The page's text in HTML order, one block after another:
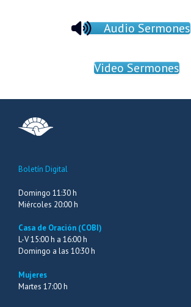
Audio Sermones
Video Sermones
Boletín Digital
Domingo 11:30 h
Miércoles 20:00 h
Casa de Oración (COBI)
L-V 15:00 h a 16:00 h
Domingo a las 10:30 h
Mujeres
Martes 17:00 h